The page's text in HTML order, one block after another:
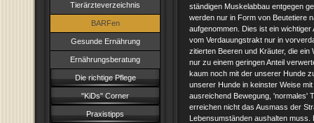
Tierärzteverzeichnis
BARFen
Gesunde Ernährung
Ernährungsberatung
Die richtige Pflege
"KiDs" Corner
Praxistipps
ständigen Muskelabbau entgegen
werden nur in Form von Beutetiere
aufgenommen. Dies ist ein
vom Verdauungstrakt nur in
zitierten Beeren und Kräuter, die
nur zu einem geringen Anteil
kaum noch mit der unserer Hunde
unserer Hunde in keinster Weise
ausreichend Bewegung, 'normales'
erreichen nicht das Ausmass der
Lebensumständen aushalten